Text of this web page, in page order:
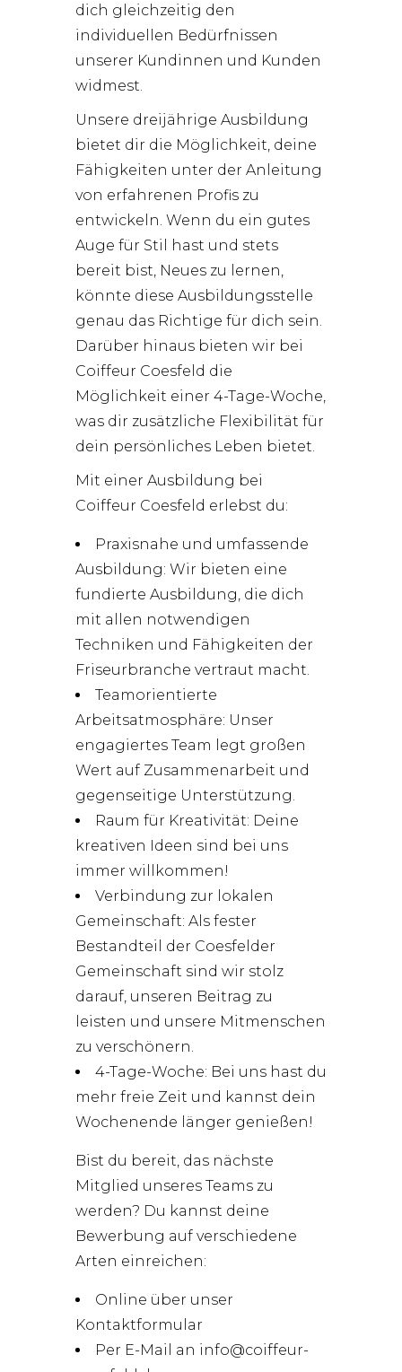
dich gleichzeitig den
individuellen Bedürfnissen
unserer Kundinnen und Kunden
widmest.
Unsere dreijährige Ausbildung
bietet dir die Möglichkeit, deine
Fähigkeiten unter der Anleitung
von erfahrenen Profis zu
entwickeln. Wenn du ein gutes
Auge für Stil hast und stets
bereit bist, Neues zu lernen,
könnte diese Ausbildungsstelle
genau das Richtige für dich sein.
Darüber hinaus bieten wir bei
Coiffeur Coesfeld die
Möglichkeit einer 4-Tage-Woche,
was dir zusätzliche Flexibilität für
dein persönliches Leben bietet.
Mit einer Ausbildung bei
Coiffeur Coesfeld erlebst du:
Praxisnahe und umfassende
Ausbildung: Wir bieten eine
fundierte Ausbildung, die dich
mit allen notwendigen
Techniken und Fähigkeiten der
Friseurbranche vertraut macht.
Teamorientierte
Arbeitsatmosphäre: Unser
engagiertes Team legt großen
Wert auf Zusammenarbeit und
gegenseitige Unterstützung.
Raum für Kreativität: Deine
kreativen Ideen sind bei uns
immer willkommen!
Verbindung zur lokalen
Gemeinschaft: Als fester
Bestandteil der Coesfelder
Gemeinschaft sind wir stolz
darauf, unseren Beitrag zu
leisten und unsere Mitmenschen
zu verschönern.
4-Tage-Woche: Bei uns hast du
mehr freie Zeit und kannst dein
Wochenende länger genießen!
Bist du bereit, das nächste
Mitglied unseres Teams zu
werden? Du kannst deine
Bewerbung auf verschiedene
Arten einreichen:
Online über unser
Kontaktformular
Per E-Mail an info@coiffeur-